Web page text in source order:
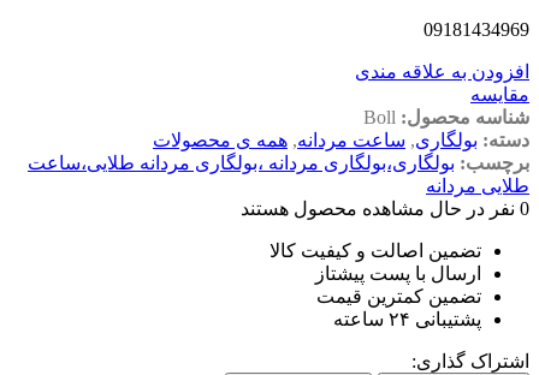
09181434969
افزودن به علاقه مندی
مقایسه
شناسه محصول: Boll
دسته: بولگاری, ساعت مردانه, همه ی محصولات
برچسب: بولگاری،بولگاری مردانه ،بولگاری مردانه طلایی،ساعت
طلایی مردانه
0 نفر در حال مشاهده محصول هستند
تضمین اصالت و کیفیت کالا
ارسال با پست پیشتاز
تضمین کمترین قیمت
پشتیبانی ۲۴ ساعته
اشتراک گذاری: